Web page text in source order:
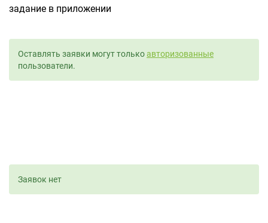
задание в приложении
Оставлять заявки могут толькоавторизованные
пользователи.
Заявок нет